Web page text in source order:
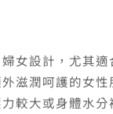
女設計，尤其
滋潤呵護的女性
較大或身體水